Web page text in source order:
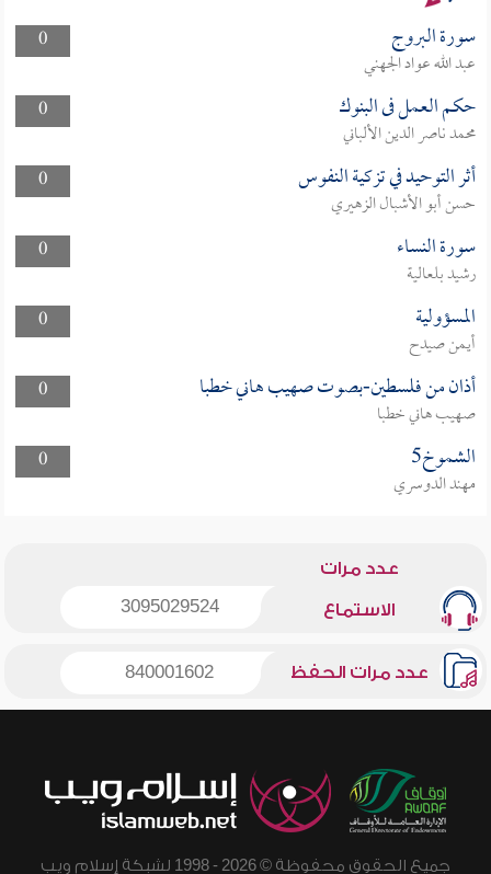
0 سورة البروج
عبد الله عواد الجهني
0
حكم العمل فى البنوك
محمد ناصر الدين الألباني
0
أثر التوحيد في تزكية النفوس
حسن أبو الأشبال الزهيري
0
سورة النساء
رشيد بلعالية
0
المسؤولية
أيمن صيدح
0
أذان من فلسطين-بصوت صهيب هاني خطبا
صهيب هاني خطبا
0
الشموخ5
مهند الدوسري
عدد مرات
الاستماع 3095029524
عدد مرات الحفظ 840001602
جميع الحقوق محفوظة © 2026 - 1998 لشبكة إسلام ويب